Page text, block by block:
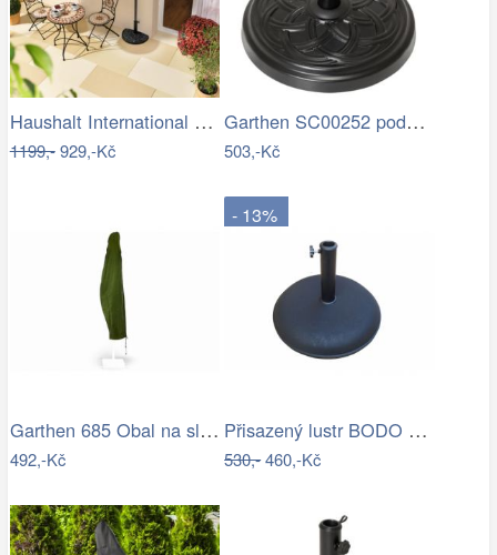
Haushalt International Slunečník…
1199,-929,-Kč
Garthen SC00252 podstavec na slunečník…
503,-Kč
Garthen 685 Obal na slunečník s…
492,-Kč
- 13%
Přisazený lustr BODO 1xE27/60W/230V…
530,-460,-Kč